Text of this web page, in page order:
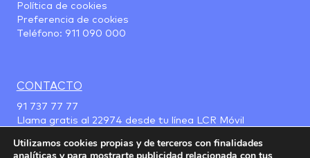
Política de cookies
Preferencia de cookies
Teléfono: 911 090 000
CONTACTO
91 737 77 77
Llama gratis al 22974 desde tu línea LCR Móvil
Utilizamos cookies propias y de terceros con finalidades